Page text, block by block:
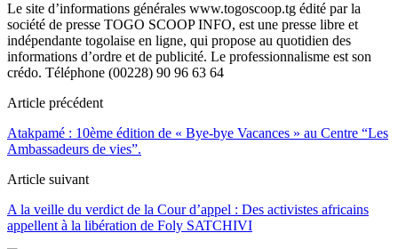
Le site d’informations générales www.togoscoop.tg édité par la
société de presse TOGO SCOOP INFO, est une presse libre et
indépendante togolaise en ligne, qui propose au quotidien des
informations d’ordre et de publicité. Le professionnalisme est son
crédo. Téléphone (00228) 90 96 63 64
Article précédent
Atakpamé : 10ème édition de « Bye-bye Vacances » au Centre “Les
Ambassadeurs de vies”.
Article suivant
A la veille du verdict de la Cour d’appel : Des activistes africains
appellent à la libération de Foly SATCHIVI